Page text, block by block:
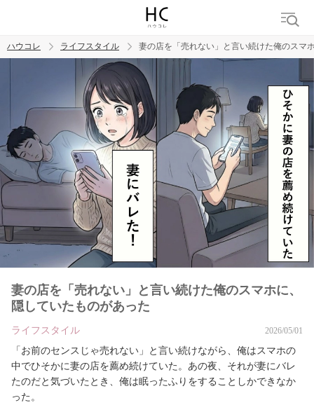
トレンド ワード
ハウコレ ライフスタイル 妻の店を「売れない」と言い続けた俺のスマ
妻の店を「売れない」と言い続けた俺のスマホに、
隠していたものがあった
ライフスタイル 2026/05/01
「お前のセンスじゃ売れない」と言い続けながら、俺はスマホの
中でひそかに妻の店を薦め続けていた。あの夜、それが妻にバレ
たのだと気づいたとき、俺は眠ったふりをすることしかできなか
った。